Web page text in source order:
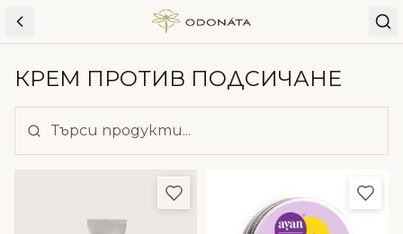
Skip to content
КРЕМ ПРОТИВ ПОДСИЧАНЕ
Добави в любими